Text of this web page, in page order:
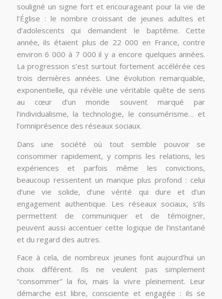
souligné un signe fort et encourageant pour la vie de
l’Église : le nombre croissant de jeunes adultes et
d’adolescents qui demandent le baptême. Cette
année, ils étaient plus de 22 000 en France, contre
environ 6 000 à 7 000 il y a encore quelques années.
La progression s’est surtout fortement accélérée ces
trois dernières années. Une évolution remarquable,
exponentielle, qui révèle une véritable quête de sens
au cœur d’un monde souvent marqué par
l’individualisme, la technologie, le consumérisme… et
l’omniprésence des réseaux sociaux.
Dans une société où tout semble pouvoir se
consommer rapidement, y compris les relations, les
expériences et parfois même les convictions,
beaucoup ressentent un manque plus profond : celui
d’une vie solide, d’une vérité qui dure et d’un
engagement authentique. Les réseaux sociaux, s’ils
permettent de communiquer et de témoigner,
peuvent aussi accentuer cette logique de l’instantané
et du regard des autres.
Face à cela, de nombreux jeunes font aujourd’hui un
choix différent. Ils ne veulent pas simplement
“consommer” la foi, mais la vivre pleinement. Leur
démarche est libre, consciente et engagée : ils se